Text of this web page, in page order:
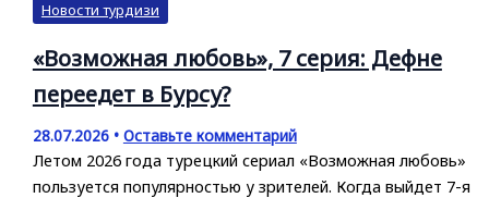
Новости турдизи
«Возможная любовь», 7 серия: Дефне
переедет в Бурсу?
28.07.2026 • Оставьте комментарий
Летом 2026 года турецкий сериал «Возможная любовь»
пользуется популярностью у зрителей. Когда выйдет 7-я